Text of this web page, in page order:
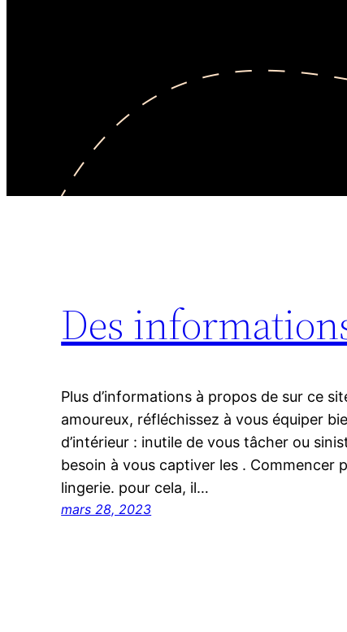
Des
Plus d’informations à propos de sur ce
amoureux, réfléchissez à vous équiper
d’intérieur : inutile de vous tâcher ou
besoin à vous captiver les . Commencer
lingerie. pour cela, il…
mars 28, 2023